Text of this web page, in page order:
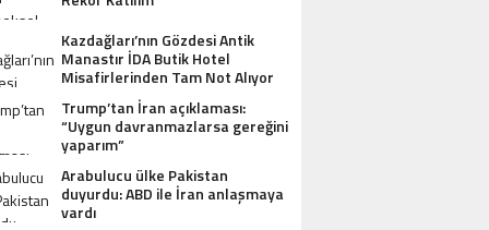
Kazdağları’nın Gözdesi Antik
Manastır İDA Butik Hotel
Misafirlerinden Tam Not Alıyor
Trump’tan İran açıklaması:
“Uygun davranmazlarsa gereğini
yaparım”
Arabulucu ülke Pakistan
duyurdu: ABD ile İran anlaşmaya
vardı